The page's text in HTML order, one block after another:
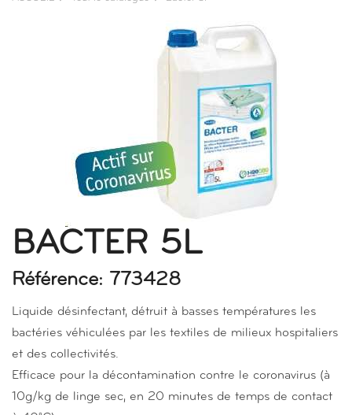
BACTER 5L
Référence: 773428
Liquide désinfectant, détruit à basses températures les
bactéries véhiculées par les textiles de milieux hospitaliers
et des collectivités.
Efficace pour la décontamination contre le coronavirus (à
10g/kg de linge sec, en 20 minutes de temps de contact